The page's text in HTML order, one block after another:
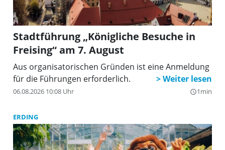
Stadtführung „Königliche Besuche in
Freising“ am 7. August
Aus organisatorischen Gründen ist eine Anmeldung
für die Führungen erforderlich.
06.08.2026 10:08 Uhr query_builder1min
ERDING